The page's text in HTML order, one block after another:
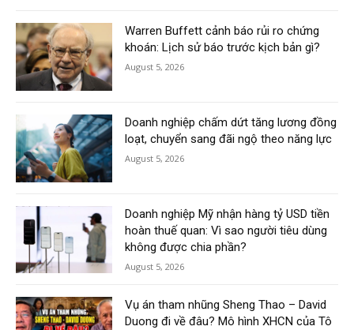
Warren Buffett cảnh báo rủi ro chứng
khoán: Lịch sử báo trước kịch bản gì?
August 5, 2026
Doanh nghiệp chấm dứt tăng lương đồng
loạt, chuyển sang đãi ngộ theo năng lực
August 5, 2026
Doanh nghiệp Mỹ nhận hàng tỷ USD tiền
hoàn thuế quan: Vì sao người tiêu dùng
không được chia phần?
August 5, 2026
Vụ án tham nhũng Sheng Thao – David
Duong đi về đâu? Mô hình XHCN của Tô